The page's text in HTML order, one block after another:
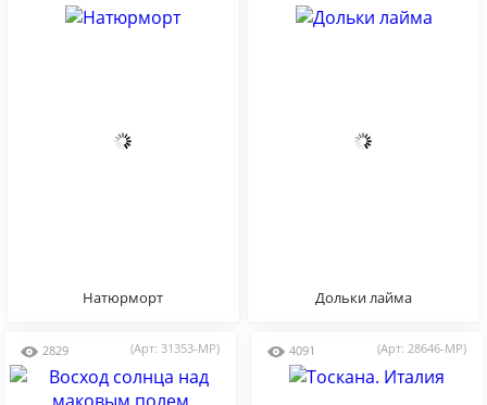
Натюрморт Дольки лайма
2829 (Арт: 31353-MP) 4091 (Арт: 28646-MP)